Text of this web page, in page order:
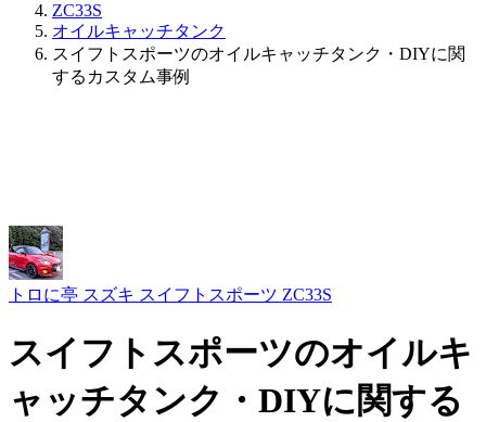
ZC33S
オイルキャッチタンク
スイフトスポーツのオイルキャッチタンク・DIYに関
するカスタム事例
トロに亭 スズキ スイフトスポーツ ZC33S
スイフトスポーツのオイルキ
ャッチタンク・DIYに関する